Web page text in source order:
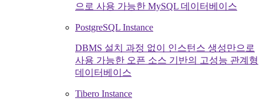
으로 사용 가능한 MySQL 데이터베이스
PostgreSQL Instance
DBMS 설치 과정 없이 인스턴스 생성만으로
사용 가능한 오픈 소스 기반의 고성능 관계형
데이터베이스
Tibero Instance